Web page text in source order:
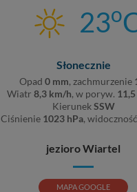
23o
Słonecznie
Opad 0 mm, zachmurzenie
Wiatr 8,3 km/h, w poryw.
KierunekSSW
Ciśnienie 1023 hPa, widoczność
jezioro Wiartel
MAPA GOOGLE